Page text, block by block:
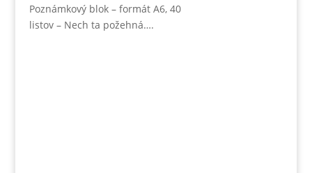
Poznámkový blok – formát A6, 40
listov – Nech ta požehná….